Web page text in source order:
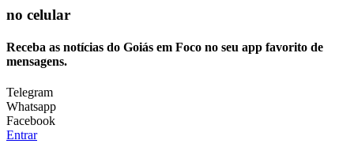
no celular
Receba as notícias do Goiás em Foco no seu app favorito de
mensagens.
Telegram
Whatsapp
Facebook
Entrar